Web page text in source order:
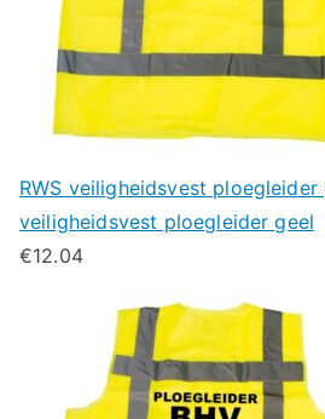
RWS veiligheidsvest ploegleider
veiligheidsvest ploegleider geel
€12.04